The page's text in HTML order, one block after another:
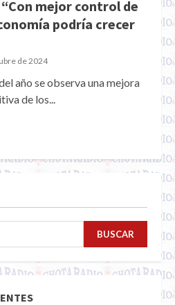
“Con mejor control de
podría crecer
de 2024
año se observa una mejora
de los...
BUSCAR